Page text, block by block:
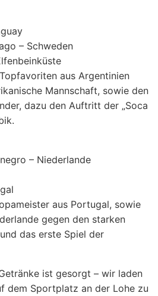
– Schweden
aus Argentinien
Mannschaft, sowie den
dazu den Auftritt der „Soca
– Niederlande
aus Portugal, sowie
gegen den starken
das erste Spiel der
ist gesorgt – wir laden
dem Sportplatz an der Lohe zu